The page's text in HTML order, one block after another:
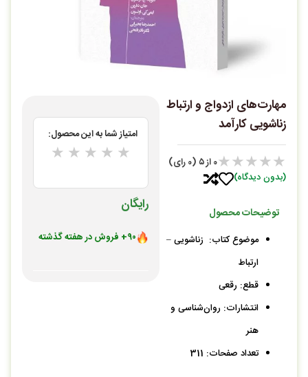
مهارت‌های ازدواج و ارتباط
زناشویی کارآمد
★★★★★
0از ۵ (0 رای)
(بدون دیدگاه)
توضیحات محصول
موضوع کتاب: زناشویی –
ارتباط
قطع: رقعی
انتشارات: روان‌شناسی و
هنر
تعداد صفحات: 311
۹۰+ فروش در هفته گذشته
رایگان
امتیاز شما به این محصول:
★ ★ ★ ★ ★